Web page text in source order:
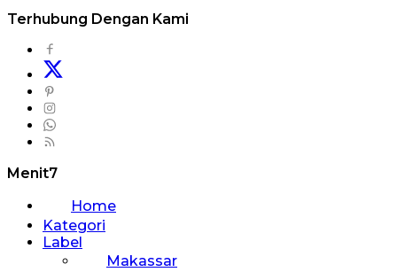
Terhubung Dengan Kami
Menit7
Home
Kategori
Label
Makassar